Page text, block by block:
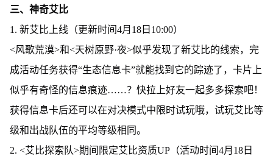
三、神奇艾比
1. 新艾比上线（更新时间4月18日10:00）
<风歌荒漠>和<天树原野·夜>似乎发现了新艾比的线索，完
成活动任务获得“生态信息卡”就能找到它的踪迹了，卡片上
似乎有奇怪的信息痕迹……？快拉上好友一起多多探索吧！
获得信息卡后还可以在对决模式中限时试玩哦，试玩艾比等
级和出战队伍的平均等级相同。
2. <艾比探索队>期间限定艾比资质UP（活动时间4月18日